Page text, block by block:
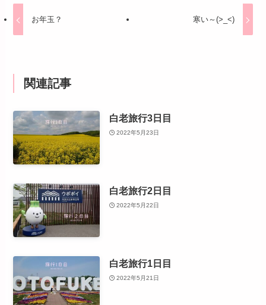
お年玉？ 寒い～(>_<)
関連記事
白老旅行3日目
2022年5月23日
白老旅行2日目
2022年5月22日
白老旅行1日目
2022年5月21日